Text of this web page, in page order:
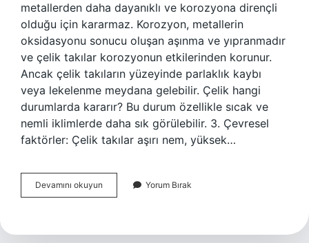
metallerden daha dayanıklı ve korozyona dirençli
olduğu için kararmaz. Korozyon, metallerin
oksidasyonu sonucu oluşan aşınma ve yıpranmadır
ve çelik takılar korozyonun etkilerinden korunur.
Ancak çelik takıların yüzeyinde parlaklık kaybı
veya lekelenme meydana gelebilir. Çelik hangi
durumlarda kararır? Bu durum özellikle sıcak ve
nemli iklimlerde daha sık görülebilir. 3. Çevresel
faktörler: Çelik takılar aşırı nem, yüksek…
Devamını okuyun
Takılar
Yorum Bırak